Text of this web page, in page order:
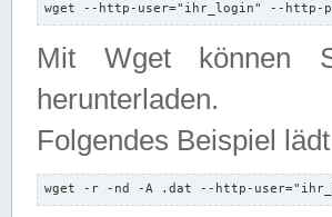
wget --http-user="ihr_login" --http-
Mit Wget können
herunterladen.
Folgendes Beispiel
wget -r -nd -A .dat --http-